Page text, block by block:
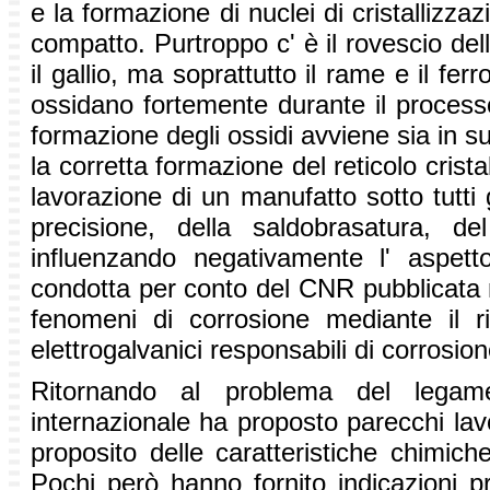
e la formazione di nuclei di
compatto. Purtroppo c' è il rovescio
il gallio, ma soprattutto il rame e il
ossidano fortemente durante il
formazione degli ossidi avviene sia in
la corretta formazione del reticolo
lavorazione di un manufatto sotto
precisione, della saldobrasatura,
influenzando negativamente l'
condotta per conto del CNR
fenomeni di corrosione mediante il
elettrogalvanici responsabili di
Ritornando al problema del
internazionale ha proposto parecchi
proposito delle caratteristiche
Pochi però hanno fornito indicazioni